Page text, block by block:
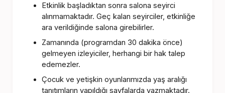
Etkinlik başladıktan sonra salona seyirci
alınmamaktadır. Geç kalan seyirciler, etkinliğe
ara verildiğinde salona girebilirler.
Zamanında (programdan 30 dakika önce)
gelmeyen izleyiciler, herhangi bir hak talep
edemezler.
Çocuk ve yetişkin oyunlarımızda yaş aralığı
tanıtımların yapıldığı sayfalarda yazmaktadır.